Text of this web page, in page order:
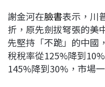
謝金河在臉書表示，川
折，原先劍拔弩張的美
先堅持「不跪」的中國
稅稅率從125%降到
145%降到30%，市場